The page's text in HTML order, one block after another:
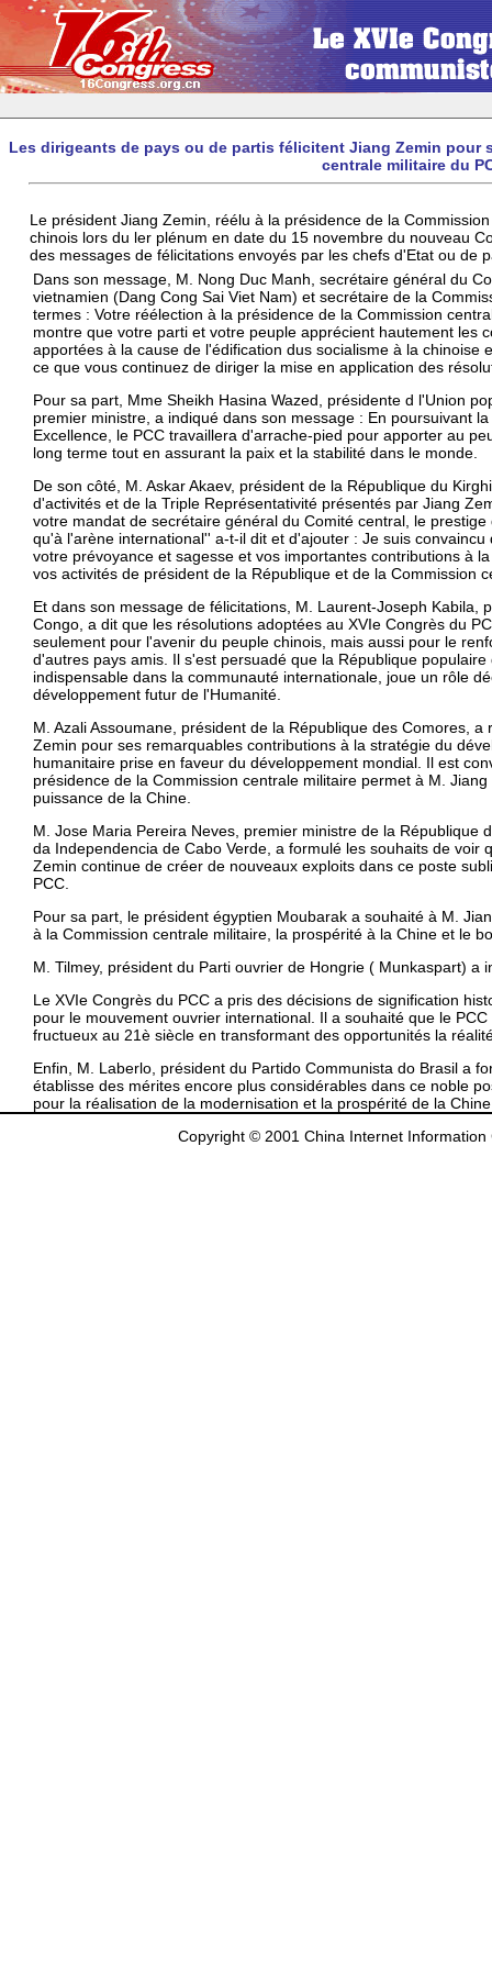
Les dirigeants de pays ou de partis félicitent Jiang Zemin pour
centrale militaire du
Le président Jiang Zemin, réélu à la présidence de la
chinois lors du ler plénum en date du 15 novembre du nouveau
des messages de félicitations envoyés par les chefs d'Etat ou de
Dans son message, M. Nong Duc Manh, secrétaire général du
vietnamien (Dang Cong Sai Viet Nam) et secrétaire de la
termes : Votre réélection à la présidence de la Commission
montre que votre parti et votre peuple apprécient hautement les
apportées à la cause de l'édification dus socialisme à la chinoise
ce que vous continuez de diriger la mise en application des
Pour sa part, Mme Sheikh Hasina Wazed, présidente d l'Union
premier ministre, a indiqué dans son message : En poursuivant
Excellence, le PCC travaillera d'arrache-pied pour apporter au
long terme tout en assurant la paix et la stabilité dans le monde.
De son côté, M. Askar Akaev, président de la République du
d'activités et de la Triple Représentativité présentés par Jiang
votre mandat de secrétaire général du Comité central, le
qu'à l'arène international'' a-t-il dit et d'ajouter : Je suis
votre prévoyance et sagesse et vos importantes contributions à
vos activités de président de la République et de la Commission
Et dans son message de félicitations, M. Laurent-Joseph Kabila,
Congo, a dit que les résolutions adoptées au XVIe Congrès du
seulement pour l'avenir du peuple chinois, mais aussi pour le
d'autres pays amis. Il s'est persuadé que la République
indispensable dans la communauté internationale, joue un rôle
développement futur de l'Humanité.
M. Azali Assoumane, président de la République des Comores,
Zemin pour ses remarquables contributions à la stratégie du
humanitaire prise en faveur du développement mondial. Il est
présidence de la Commission centrale militaire permet à M.
puissance de la Chine.
M. Jose Maria Pereira Neves, premier ministre de la République
da Independencia de Cabo Verde, a formulé les souhaits de voir
Zemin continue de créer de nouveaux exploits dans ce poste
PCC.
Pour sa part, le président égyptien Moubarak a souhaité à M.
à la Commission centrale militaire, la prospérité à la Chine et le
M. Tilmey, président du Parti ouvrier de Hongrie ( Munkaspart) a
Le XVIe Congrès du PCC a pris des décisions de signification
pour le mouvement ouvrier international. Il a souhaité que le
fructueux au 21è siècle en transformant des opportunités la
Enfin, M. Laberlo, président du Partido Communista do Brasil a
établisse des mérites encore plus considérables dans ce noble
pour la réalisation de la modernisation et la prospérité de la
Copyright © 2001 China Internet Information